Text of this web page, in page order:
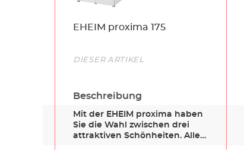
Name
EHEIM proxima 175
Link
DIESER ARTIKEL
Beschreibung
Mit der EHEIM proxima haben
Sie die Wahl zwischen drei
attraktiven Schönheiten. Alle…